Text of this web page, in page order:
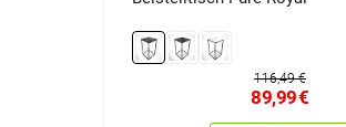
116,49 €
89,99€